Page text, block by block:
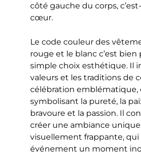
côté gauche du corps,
cœur.
Le code couleur des
rouge et le blanc c’est bien
simple choix esthétique. Il
valeurs et les traditions de
célébration emblématique,
symbolisant la pureté, la
bravoure et la passion. Il
créer une ambiance
visuellement frappante, qui
événement un moment